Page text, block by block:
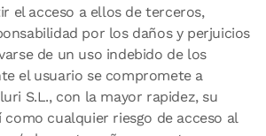
el acceso a ellos de terceros,
por los daños y perjuicios
de un uso indebido de los
el usuario se compromete a
S.L., con la mayor rapidez, su
cualquier riesgo de acceso al